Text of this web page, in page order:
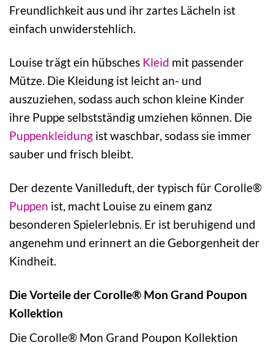
Freundlichkeit aus und ihr zartes Lächeln ist
einfach unwiderstehlich.
Louise trägt ein hübsches Kleid mit passender
Mütze. Die Kleidung ist leicht an- und
auszuziehen, sodass auch schon kleine Kinder
ihre Puppe selbstständig umziehen können. Die
Puppenkleidung ist waschbar, sodass sie immer
sauber und frisch bleibt.
Der dezente Vanilleduft, der typisch für Corolle®
Puppen ist, macht Louise zu einem ganz
besonderen Spielerlebnis. Er ist beruhigend und
angenehm und erinnert an die Geborgenheit der
Kindheit.
Die Vorteile der Corolle® Mon Grand Poupon
Kollektion
Die Corolle® Mon Grand Poupon Kollektion